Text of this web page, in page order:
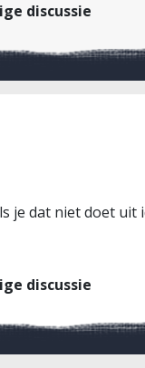
discussie
je dat niet doet
discussie